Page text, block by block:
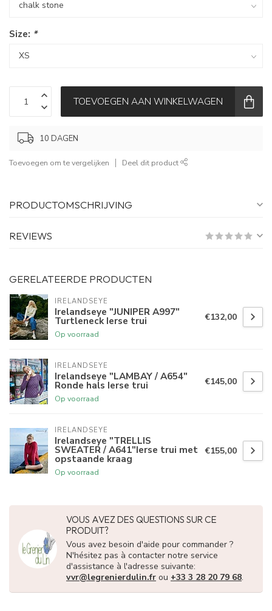
Size: *
TOEVOEGEN AAN WINKELWAGEN
10 DAGEN
Toevoegen om te vergelijken Deel dit product
PRODUCTOMSCHRIJVING
REVIEWS
GERELATEERDE PRODUCTEN
IRELANDSEYE
Irelandseye "JUNIPER A997"
Turtleneck Ierse trui
Op voorraad
€132,00
IRELANDSEYE
Irelandseye "LAMBAY / A654"
Ronde hals Ierse trui
Op voorraad
€145,00
IRELANDSEYE
Irelandseye "TRELLIS
SWEATER / A641"Ierse trui met
opstaande kraag
Op voorraad
€155,00
VOUS AVEZ DES QUESTIONS SUR CE
PRODUIT?
Vous avez besoin d'aide pour commander ?
N'hésitez pas à contacter notre service
d'assistance à l'adresse suivante:
vvr@legrenierdulin.fr ou +33 3 28 20 79 68.